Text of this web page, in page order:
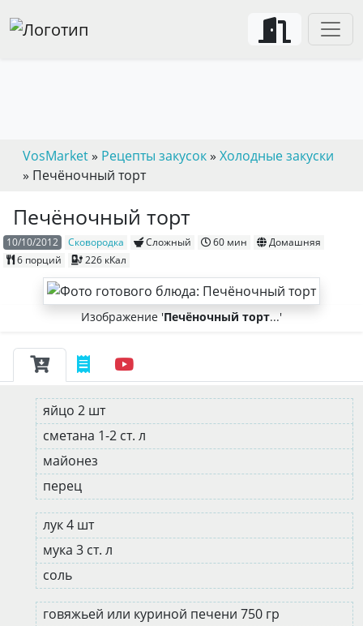
VosMarket» Рецепты закусок» Холодные закуски
» Печёночный торт
Печёночный торт
10/10/2012 Сковородка Сложный 60 мин
Домашняя
6 порций
226 кКал
Изображение 'Печёночный торт...'
яйцо 2 шт
сметана 1-2 ст. л
майонез
перец
лук 4 шт
мука 3 ст. л
соль
говяжьей или куриной печени 750 гр